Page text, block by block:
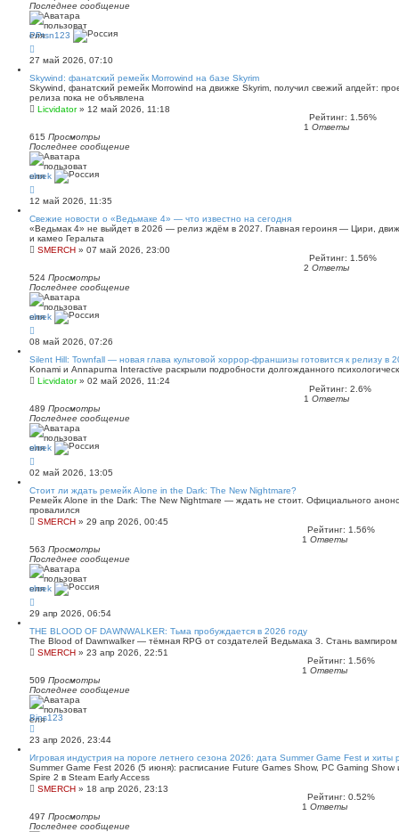
Последнее сообщение
PPtsn123
27 май 2026, 07:10
Skywind: фанатский ремейк Morrowind на базе Skyrim
Skywind, фанатский ремейк Morrowind на движке Skyrim, получил свежий апдейт:
релиза пока не объявлена
Licvidator» 12 май 2026, 11:18
Рейтинг: 1.56%
1 Ответы
615 Просмотры
Последнее сообщение
shrek
12 май 2026, 11:35
Свежие новости о «Ведьмаке 4» — что известно на сегодня
«Ведьмак 4» не выйдет в 2026 — релиз ждём в 2027. Главная героиня — Цири,
и камео Геральта
SMERCH » 07 май 2026, 23:00
Рейтинг: 1.56%
2 Ответы
524 Просмотры
Последнее сообщение
shrek
08 май 2026, 07:26
Silent Hill: Townfall — новая глава культовой хоррор-франшизы готовится к релизу в
Konami и Annapurna Interactive раскрыли подробности долгожданного
Licvidator» 02 май 2026, 11:24
Рейтинг: 2.6%
1 Ответы
489 Просмотры
Последнее сообщение
shrek
02 май 2026, 13:05
Стоит ли ждать ремейк Alone in the Dark: The New Nightmare?
Ремейк Alone in the Dark: The New Nightmare — ждать не стоит. Официального
провалился
SMERCH » 29 апр 2026, 00:45
Рейтинг: 1.56%
1 Ответы
563 Просмотры
Последнее сообщение
shrek
29 апр 2026, 06:54
THE BLOOD OF DAWNWALKER: Тьма пробуждается в 2026 году
The Blood of Dawnwalker — тёмная RPG от создателей Ведьмака 3. Стань вампиром
SMERCH » 23 апр 2026, 22:51
Рейтинг: 1.56%
1 Ответы
509 Просмотры
Последнее сообщение
Bins123
23 апр 2026, 23:44
Игровая индустрия на пороге летнего сезона 2026: дата Summer Game Fest и хиты
Summer Game Fest 2026 (5 июня): расписание Future Games Show, PC Gaming
Spire 2 в Steam Early Access
SMERCH » 18 апр 2026, 23:13
Рейтинг: 0.52%
1 Ответы
497 Просмотры
Последнее сообщение